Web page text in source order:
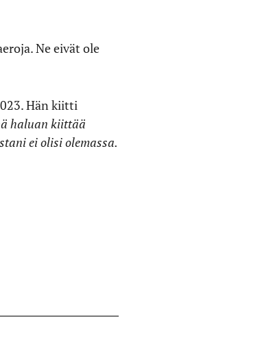
Ne eivät ole
Hän kiitti
haluan kiittää
ei olisi olemassa.